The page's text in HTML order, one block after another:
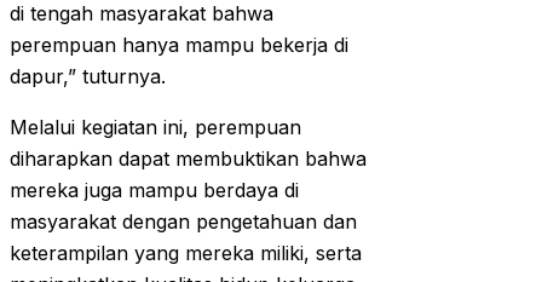
di tengah masyarakat bahwa
perempuan hanya mampu bekerja di
dapur,” tuturnya.
Melalui kegiatan ini, perempuan
diharapkan dapat membuktikan bahwa
mereka juga mampu berdaya di
masyarakat dengan pengetahuan dan
keterampilan yang mereka miliki, serta